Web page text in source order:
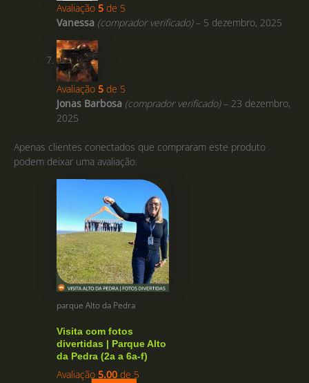
Avaliação 5 de 5
Vanessa (comprador verificado) – 5 dezembro, 2025
Avaliação 5 de 5
Jonas Barbosa (comprador verificado) – 23 dezembro,
2025
Apenas clientes conectados que compraram este produto
podem deixar uma avaliação.
parque Alto da Pedra
Visita com fotos
divertidas | Parque Alto
da Pedra (2a a 6a-f)
Avaliação 5.00 de 5